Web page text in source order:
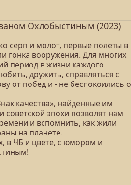
Охлобыстиным (2023)
серп и молот, первые полеты в
гонка вооружения. Для многих
период в жизни каждого
дружить, справляться с
от побед и - не беспокоились о
качества», найденные им
советской эпохи позволят нам
и вспомнить, как жили
на планете.
в ЧБ и цвете, с юмором и